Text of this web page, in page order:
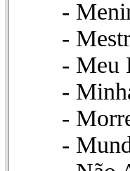
-
-
- Meu
-
-
-